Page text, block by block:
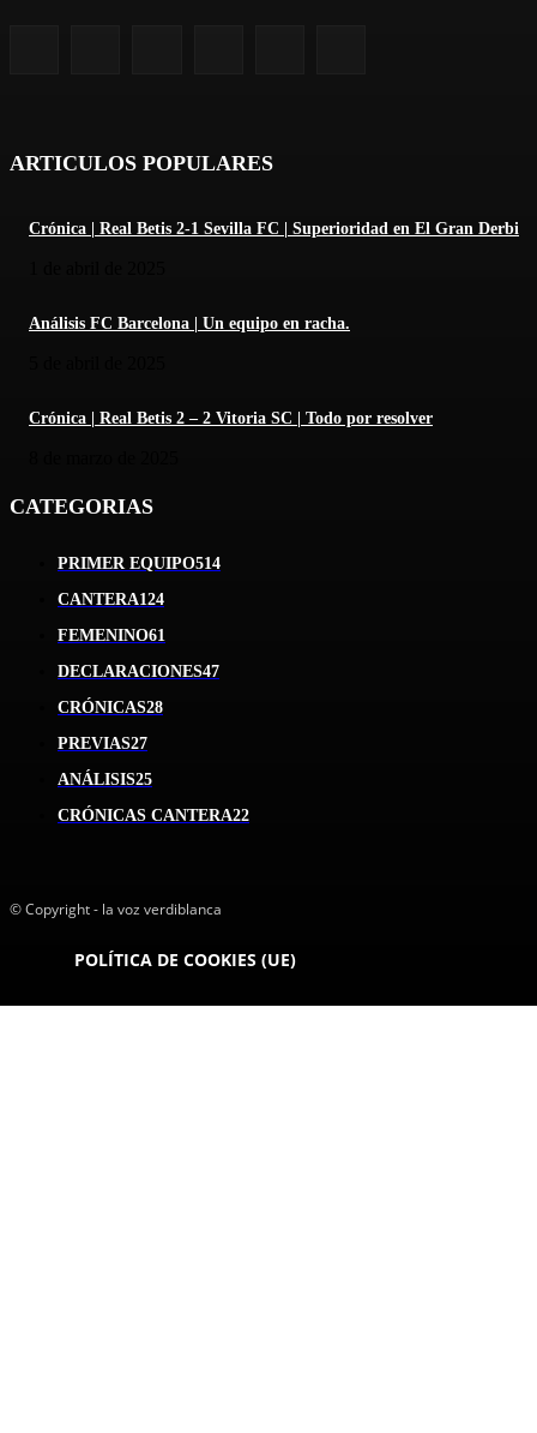
ARTICULOS POPULARES
Crónica | Real Betis 2-1 Sevilla FC | Superioridad en El Gran Derbi
Análisis FC Barcelona | Un equipo en racha.
Crónica | Real Betis 2 – 2 Vitoria SC | Todo por resolver
CATEGORIAS
PRIMER EQUIPO514
CANTERA124
FEMENINO61
DECLARACIONES47
CRÓNICAS28
PREVIAS27
ANÁLISIS25
CRÓNICAS CANTERA22
© Copyright - la voz verdiblanca
POLÍTICA DE COOKIES (UE)